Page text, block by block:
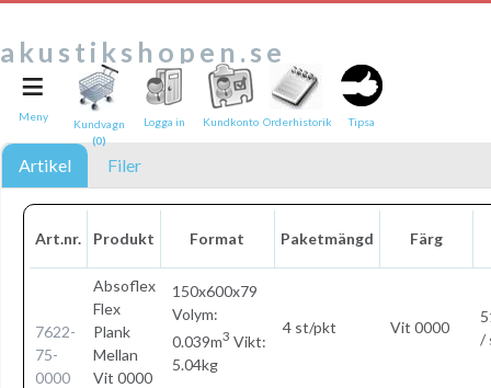
akustikshopen.se
Artikel Filer
Art.nr. Produkt Format Paketmängd Färg
7622-
75-
0000
Absoflex
Flex
Plank
Mellan
Vit 0000
150x600x79
Volym:
0.039m3 Vikt:
5.04kg
4 st/pkt Vit 0000
/
≡
Meny
Kundvagn
(0)
Logga in Kundkonto Orderhistorik Tipsa
Tipsa en vän:
e-post*
Text